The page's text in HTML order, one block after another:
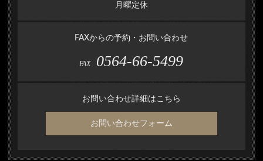
月曜定休
FAXからの予約・お問い合わせ
FAX 0564-66-5499
お問い合わせ詳細はこちら
お問い合わせフォーム